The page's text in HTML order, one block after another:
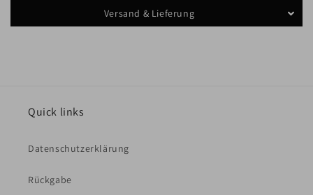
Versand & Lieferung
Quick links
Datenschutzerklärung
Rückgabe